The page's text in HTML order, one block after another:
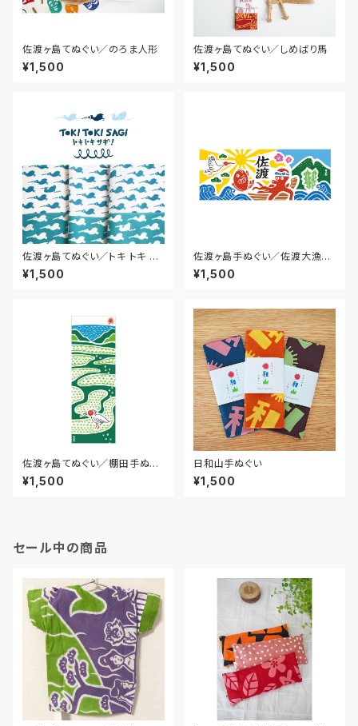
佐渡ヶ島てぬぐい／のろま人形
¥1,500
佐渡ヶ島てぬぐい／しめばり馬
¥1,500
佐渡ヶ島てぬぐい／トキ トキ サ
ギ ！
¥1,500
佐渡ヶ島手ぬぐい／佐渡大漁旗
手ぬぐい
¥1,500
佐渡ヶ島てぬぐい／棚田手ぬぐ
い
¥1,500
日和山手ぬぐい
¥1,500
セール中の商品